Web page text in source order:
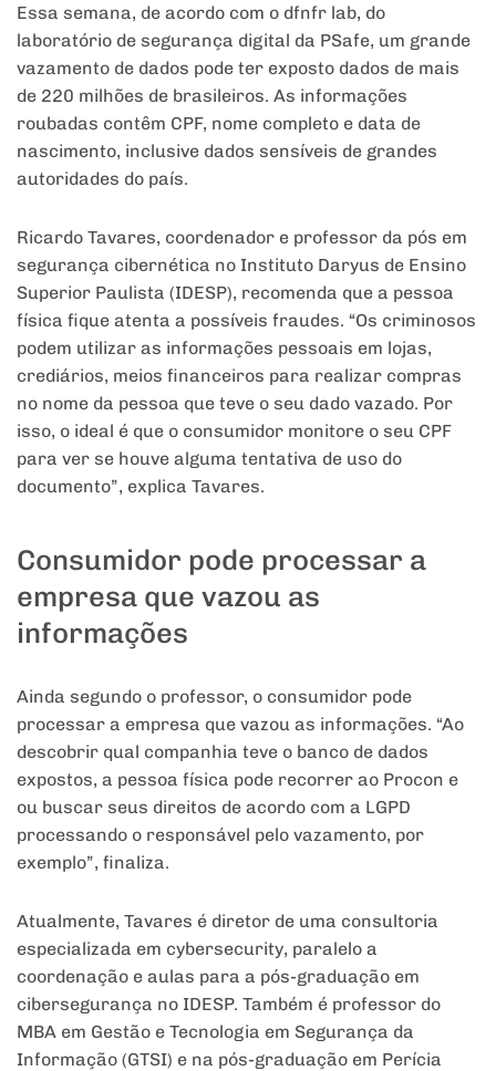
Essa semana, de acordo com o dfnfr lab, do
laboratório de segurança digital da PSafe, um grande
vazamento de dados pode ter exposto dados de mais
de 220 milhões de brasileiros. As informações
roubadas contêm CPF, nome completo e data de
nascimento, inclusive dados sensíveis de grandes
autoridades do país.
Ricardo Tavares, coordenador e professor da pós em
segurança cibernética no Instituto Daryus de Ensino
Superior Paulista (IDESP), recomenda que a pessoa
física fique atenta a possíveis fraudes. “Os criminosos
podem utilizar as informações pessoais em lojas,
crediários, meios financeiros para realizar compras
no nome da pessoa que teve o seu dado vazado. Por
isso, o ideal é que o consumidor monitore o seu CPF
para ver se houve alguma tentativa de uso do
documento”, explica Tavares.
Consumidor pode processar a
empresa que vazou as
informações
Ainda segundo o professor, o consumidor pode
processar a empresa que vazou as informações. “Ao
descobrir qual companhia teve o banco de dados
expostos, a pessoa física pode recorrer ao Procon e
ou buscar seus direitos de acordo com a LGPD
processando o responsável pelo vazamento, por
exemplo”, finaliza.
Atualmente, Tavares é diretor de uma consultoria
especializada em cybersecurity, paralelo a
coordenação e aulas para a pós-graduação em
cibersegurança no IDESP. Também é professor do
MBA em Gestão e Tecnologia em Segurança da
Informação (GTSI) e na pós-graduação em Perícia